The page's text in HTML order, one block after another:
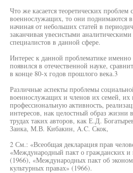
Что же касается теоретических
военнослужащих, то они поднимаются
начиная от небольших статей в
заканчивая увесистыми
специалистов в данной сфере.
Интерес к данной проблематике именно
появился в отечественной науке,
в конце 80-х годов прошлого века.3
Различные аспекты проблемы
военнослужащих и членов их семей, их
профессиональную активность,
интересов, нак целостный образ жизни
трудах таких авторов, как Е.Д.
Заика, М.В. Кибакин, A.C. Скок,
2 См.: «Всеобщая декларация прав
«Международный пакт о гражданских и
(1966), «Международных пакт об
культурных правах» (1966).